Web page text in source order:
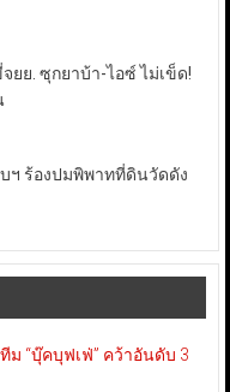
ยย. ซุกยาบ้า-ไอซ์ ไม่เข็ด!
ฯ ร้องปมพิพาทที่ดินวัดดัง
“บุ๊คบุฟเฟ่” คว้าอันดับ 3